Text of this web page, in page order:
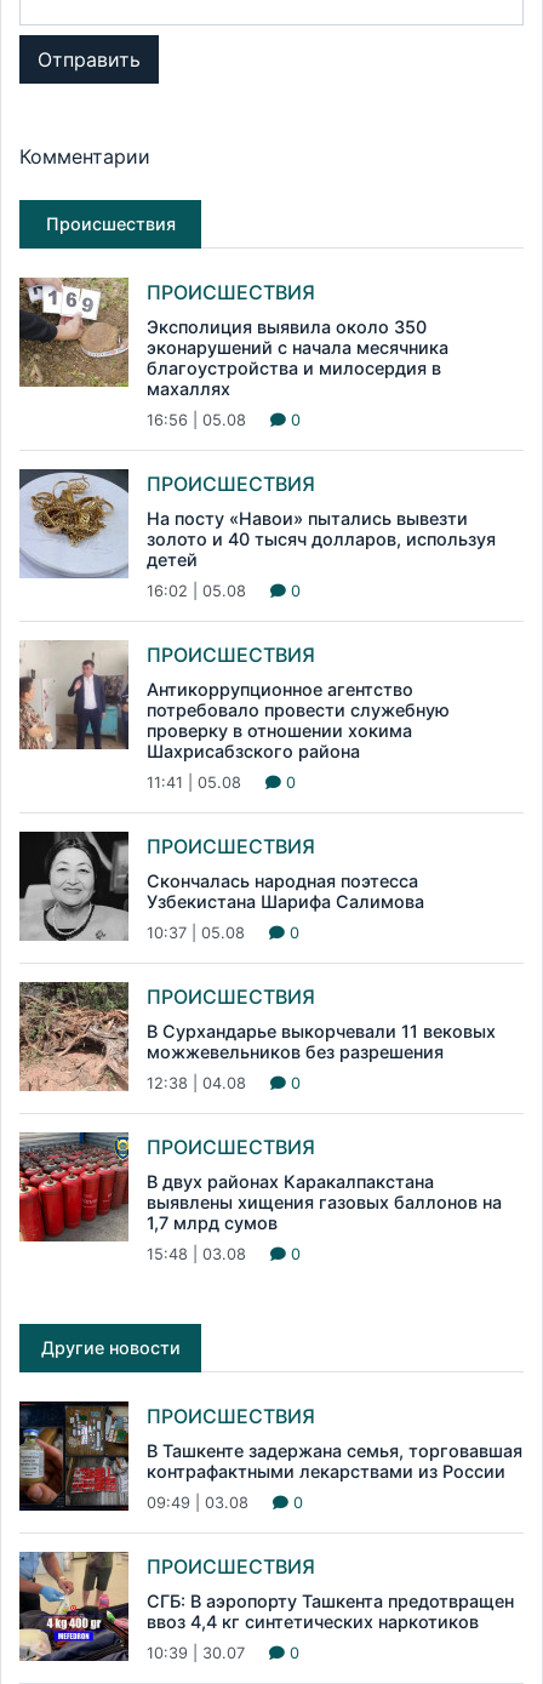
Отправить
Комментарии
Происшествия
ПРОИСШЕСТВИЯ
Эксполиция выявила около 350
эконарушений с начала месячника
благоустройства и милосердия в
махаллях
16:56 | 05.08 0
ПРОИСШЕСТВИЯ
На посту «Навои» пытались вывезти
золото и 40 тысяч долларов, используя
детей
16:02 | 05.08 0
ПРОИСШЕСТВИЯ
Антикоррупционное агентство
потребовало провести служебную
проверку в отношении хокима
Шахрисабзского района
11:41 | 05.08 0
ПРОИСШЕСТВИЯ
Скончалась народная поэтесса
Узбекистана Шарифа Салимова
10:37 | 05.08 0
ПРОИСШЕСТВИЯ
В Сурхандарье выкорчевали 11 вековых
можжевельников без разрешения
12:38 | 04.08 0
ПРОИСШЕСТВИЯ
В двух районах Каракалпакстана
выявлены хищения газовых баллонов на
1,7 млрд сумов
15:48 | 03.08 0
Другие новости
ПРОИСШЕСТВИЯ
В Ташкенте задержана семья, торговавшая
контрафактными лекарствами из России
09:49 | 03.08 0
ПРОИСШЕСТВИЯ
СГБ: В аэропорту Ташкента предотвращен
ввоз 4,4 кг синтетических наркотиков
10:39 | 30.07 0